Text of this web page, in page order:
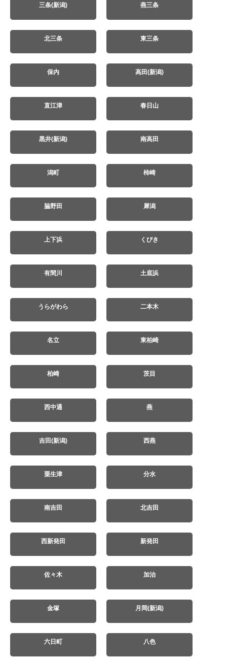
三条(新潟) 燕三条
北三条 東三条
保内 高田(新潟)
直江津 春日山
黒井(新潟) 南高田
潟町 柿崎
脇野田 犀潟
上下浜 くびき
有間川 土底浜
うらがわら 二本木
名立 東柏崎
柏崎 茨目
西中通 燕
吉田(新潟) 西燕
粟生津 分水
南吉田 北吉田
西新発田 新発田
佐々木 加治
金塚 月岡(新潟)
六日町 八色